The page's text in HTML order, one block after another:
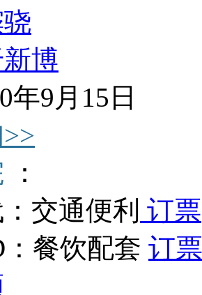
博
年9月15日
：
交通便利 订票
餐饮配套 订票